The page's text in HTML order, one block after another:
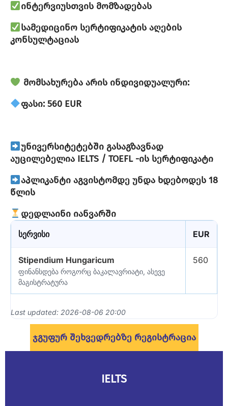
ინტერვიუსთვის მომზადებას
სამედიცინო სერტიფიკატის აღების
კონსულტაციას
მომსახურება არის ინდივიდუალური:
ფასი: 560 EUR
უნივერსიტეტებში გასაგზავნად
აუცილებელია IELTS / TOEFL -ის სერტიფიკატი
აპლიკანტი აგვისტომდე უნდა ხდებოდეს 18
წლის
დედლაინი იანვარში
სერვისი EUR
Stipendium Hungaricum
ფინანსდება როგორც ბაკალავრიატი, ასევე
მაგისტრატურა
560
Last updated: 2026-08-06 20:00
Ჯგუფურ Შეხვედრებზე Რეგისტრაცია
IELTS